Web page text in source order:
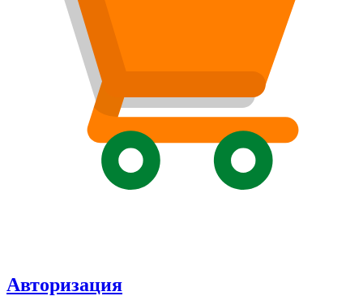
Авторизация